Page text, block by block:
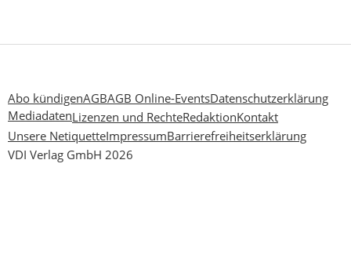
Abo kündigenAGBAGB Online-EventsDatenschutzerklärung
MediadatenLizenzen und RechteRedaktionKontakt
Unsere NetiquetteImpressumBarrierefreiheitserklärung
VDI Verlag GmbH 2026